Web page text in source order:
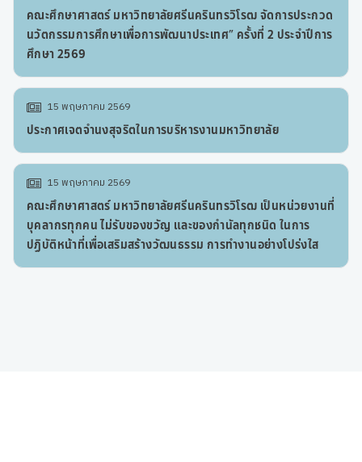
คณะศึกษาศาสตร์ มหาวิทยาลัยศรีนครินทรวิโรฒ จัดการประกวด
นวัตกรรมการศึกษาเพื่อการพัฒนาประเทศ” ครั้งที่ 2 ประจำปีการ
ศึกษา 2569
15 พฤษภาคม 2569
ประกาศเจตจำนงสุจริตในการบริหารงานมหาวิทยาลัย
15 พฤษภาคม 2569
คณะศึกษาศาสตร์ มหาวิทยาลัยศรีนครินทรวิโรฒ เป็นหน่วยงานที่
บุคลากรทุกคน ไม่รับของขวัญ และของกำนัลทุกชนิด ในการ
ปฏิบัติหน้าที่เพื่อเสริมสร้างวัฒนธรรม การทำงานอย่างโปร่งใส